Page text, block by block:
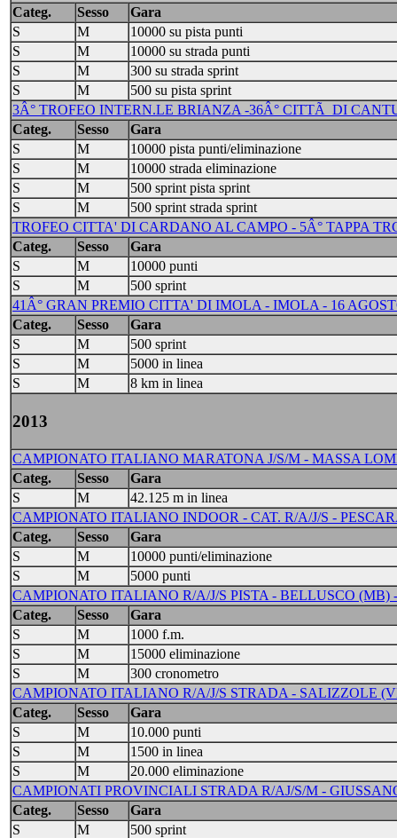
Categ. Sesso
Gara
S
M
10000 su pista punti
S
M
10000 su strada punti
S
M
300 su strada sprint
S
M
500 su pista sprint
3Â° TROFEO INTERN.LE BRIANZA -36Â° CITTÃ DI
Categ.
Sesso
Gara
S
M
10000 pista punti/eliminazione
S
M
10000 strada eliminazione
S
M
500 sprint pista sprint
S
M
500 sprint strada sprint
TROFEO CITTA' DI CARDANO AL CAMPO - 5Â° TAPPA
Categ.
Sesso
Gara
S
M
10000 punti
S
M
500 sprint
41Â° GRAN PREMIO CITTA' DI IMOLA - IMOLA - 16
Categ.
Sesso
Gara
S
M
500 sprint
S
M
5000 in linea
S
M 8 km in linea
2013
CAMPIONATO ITALIANO MARATONA J/S/M - MASSA
Categ.
Sesso
Gara
S
M
42.125 m in linea
CAMPIONATO ITALIANO INDOOR - CAT. R/A/J/S -
Categ.
Sesso
Gara
S
M
10000 punti/eliminazione
S
M
5000 punti
CAMPIONATO ITALIANO R/A/J/S PISTA - BELLUSCO (MB)
Categ.
Sesso
Gara
S
M
1000 f.m.
S
M
15000 eliminazione
S
M
300 cronometro
CAMPIONATO ITALIANO R/A/J/S STRADA - SALIZZOLE
Categ.
Sesso
Gara
S
M
10.000 punti
S
M
1500 in linea
S
M
20.000 eliminazione
CAMPIONATI PROVINCIALI STRADA R/AJ/S/M -
Categ.
Sesso
Gara
S
M
500 sprint